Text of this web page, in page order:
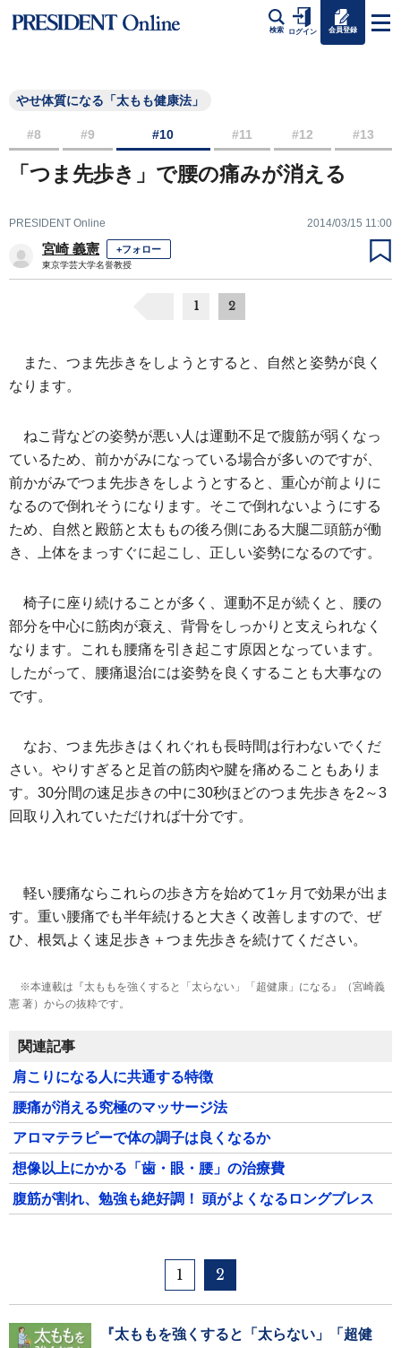
検索 ログイン 会員登録
やせ体質になる「太もも健康法」
#8 #9 #10 #11 #12 #13
「つま先歩き」で腰の痛みが消える
PRESIDENT Online 2014/03/15 11:00
宮崎 義憲 +フォロー
東京学芸大学名誉教授
1 2
また、つま先歩きをしようとすると、自然と姿勢が良く
なります。
ねこ背などの姿勢が悪い人は運動不足で腹筋が弱くなっ
ているため、前かがみになっている場合が多いのですが、
前かがみでつま先歩きをしようとすると、重心が前よりに
なるので倒れそうになります。そこで倒れないようにする
ため、自然と殿筋と太ももの後ろ側にある大腿二頭筋が働
き、上体をまっすぐに起こし、正しい姿勢になるのです。
椅子に座り続けることが多く、運動不足が続くと、腰の
部分を中心に筋肉が衰え、背骨をしっかりと支えられなく
なります。これも腰痛を引き起こす原因となっています。
したがって、腰痛退治には姿勢を良くすることも大事なの
です。
なお、つま先歩きはくれぐれも長時間は行わないでくだ
さい。やりすぎると足首の筋肉や腱を痛めることもありま
す。30分間の速足歩きの中に30秒ほどのつま先歩きを2～3
回取り入れていただければ十分です。
軽い腰痛ならこれらの歩き方を始めて1ヶ月で効果が出ま
す。重い腰痛でも半年続けると大きく改善しますので、ぜ
ひ、根気よく速足歩き＋つま先歩きを続けてください。
※本連載は『太ももを強くすると「太らない」「超健康」になる』（宮崎義
憲 著）からの抜粋です。
関連記事
肩こりになる人に共通する特徴
腰痛が消える究極のマッサージ法
アロマテラピーで体の調子は良くなるか
想像以上にかかる「歯・眼・腰」の治療費
腹筋が割れ、勉強も絶好調！ 頭がよくなるロングブレス
1 2
『太ももを強くすると「太らない」「超健